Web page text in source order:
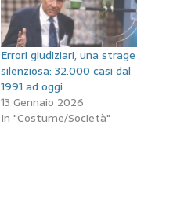
Errori giudiziari, una strage
silenziosa: 32.000 casi dal
1991 ad oggi
13 Gennaio 2026
In "Costume/Società"